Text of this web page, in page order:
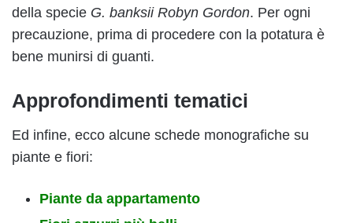
della specie G. banksii Robyn Gordon. Per ogni
precauzione, prima di procedere con la potatura è
bene munirsi di guanti.
Approfondimenti tematici
Ed infine, ecco alcune schede monografiche su
piante e fiori:
Piante da appartamento